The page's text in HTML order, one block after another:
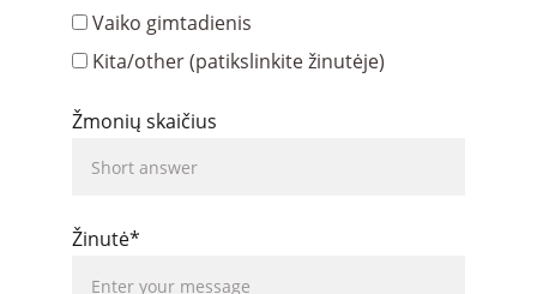
Vaiko gimtadienis
Kita/other (patikslinkite žinutėje)
Žmonių skaičius
Žinutė*